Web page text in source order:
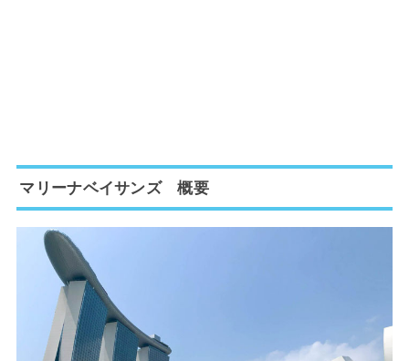
マリーナベイサンズ 概要